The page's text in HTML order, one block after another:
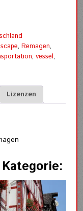
,Remagen,
,vessel,
Lizenzen